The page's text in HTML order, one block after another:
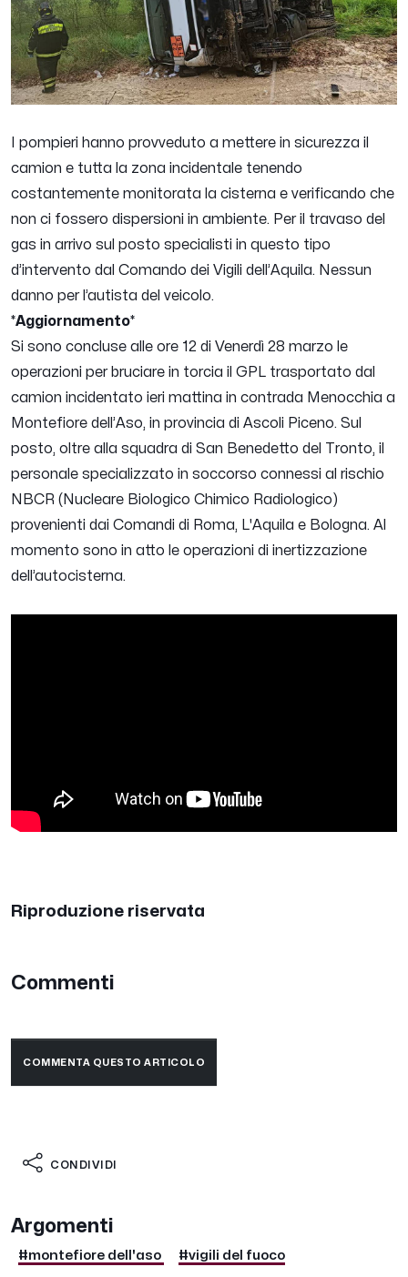
I pompieri hanno provveduto a mettere in sicurezza il
camion e tutta la zona incidentale tenendo
costantemente monitorata la cisterna e verificando che
non ci fossero dispersioni in ambiente. Per il travaso del
gas in arrivo sul posto specialisti in questo tipo
d’intervento dal Comando dei Vigili dell’Aquila. Nessun
danno per l’autista del veicolo.
*Aggiornamento*
Si sono concluse alle ore 12 di Venerdì 28 marzo le
operazioni per bruciare in torcia il GPL trasportato dal
camion incidentato ieri mattina in contrada Menocchia a
Montefiore dell’Aso, in provincia di Ascoli Piceno. Sul
posto, oltre alla squadra di San Benedetto del Tronto, il
personale specializzato in soccorso connessi al rischio
NBCR (Nucleare Biologico Chimico Radiologico)
provenienti dai Comandi di Roma, L'Aquila e Bologna. Al
momento sono in atto le operazioni di inertizzazione
dell’autocisterna.
Riproduzione riservata
Commenti
COMMENTA QUESTO ARTICOLO
CONDIVIDI
Argomenti
#montefiore dell'aso #vigili del fuoco